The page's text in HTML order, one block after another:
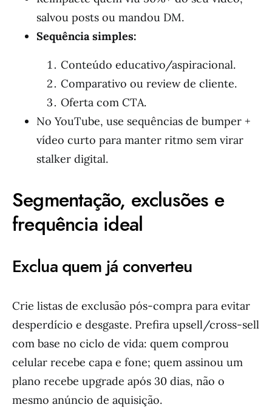
salvou posts ou mandou DM.
Sequência simples:
Conteúdo educativo/aspiracional.
Comparativo ou review de cliente.
Oferta com CTA.
No YouTube, use sequências de bumper +
vídeo curto para manter ritmo sem virar
stalker digital.
Segmentação, exclusões e
frequência ideal
Exclua quem já converteu
Crie listas de exclusão pós-compra para evitar
desperdício e desgaste. Prefira upsell/cross-sell
com base no ciclo de vida: quem comprou
celular recebe capa e fone; quem assinou um
plano recebe upgrade após 30 dias, não o
mesmo anúncio de aquisição.